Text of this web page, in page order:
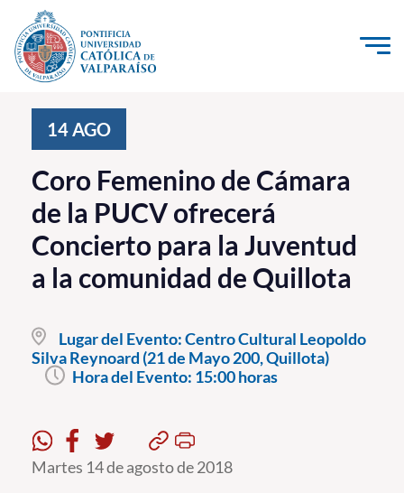
Click acá para ir directamente al contenido
Investigación, Creación e Innovación
PUCV Internacional
Vinculación con el Medio
Admisión
Pregrado
Postgrado
Estudiantes
14AGO
Coro Femenino de Cámara
de la PUCV ofrecerá
Concierto para la Juventud
a la comunidad de Quillota
Lugar del Evento:Centro Cultural Leopoldo
Silva Reynoard (21 de Mayo 200, Quillota)
Hora del Evento: 15:00 horas
Martes 14 de agosto de 2018